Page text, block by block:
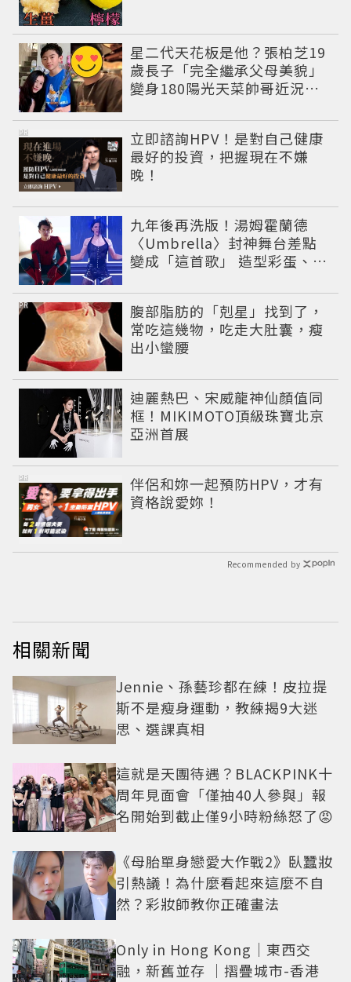
星二代天花板是他？張柏芝19
歲長子「完全繼承父母美貌」
變身180陽光天菜帥哥近況曝
立即諮詢HPV！是對自己健康
最好的投資，把握現在不嫌
晚！
PR
九年後再洗版！湯姆霍蘭德
〈Umbrella〉封神舞台差點
變成「這首歌」 造型彩蛋、暖
腹部脂肪的「剋星」找到了，
常吃這幾物，吃走大肚囊，瘦
出小蠻腰
PR
迪麗熱巴、宋威龍神仙顏值同
框！MIKIMOTO頂級珠寶北京
亞洲首展
伴侶和妳一起預防HPV，才有
資格說愛妳！
PR
Recommended by
相關新聞
Jennie、孫藝珍都在練！皮拉提
斯不是瘦身運動，教練揭9大迷
思、選課真相
這就是天團待遇？BLACKPINK十
周年見面會「僅抽40人參與」報
名開始到截止僅9小時粉絲怒了😡
《母胎單身戀愛大作戰2》臥蠶妝
引熱議！為什麼看起來這麼不自
然？彩妝師教你正確畫法
Only in Hong Kong｜東西交
融，新舊並存 ｜摺疊城市-香港